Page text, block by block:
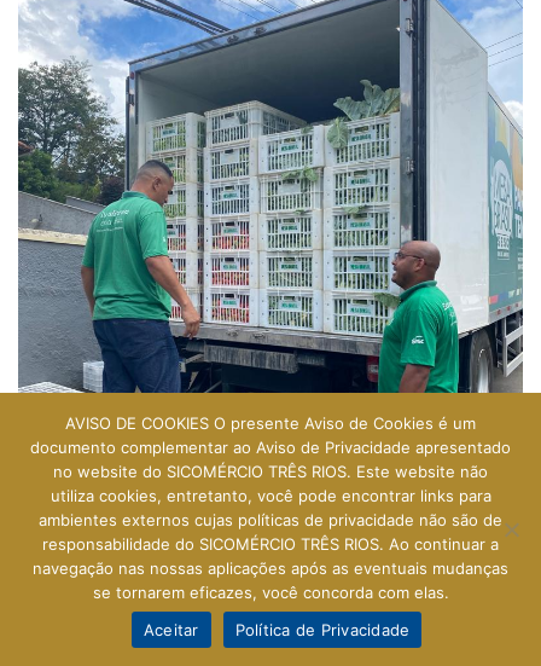
AVISO DE COOKIES O presente Aviso de Cookies é um
documento complementar ao Aviso de Privacidade apresentado
no website do SICOMÉRCIO TRÊS RIOS. Este website não
utiliza cookies, entretanto, você pode encontrar links para
ambientes externos cujas políticas de privacidade não são de
responsabilidade do SICOMÉRCIO TRÊS RIOS. Ao continuar a
navegação nas nossas aplicações após as eventuais mudanças
se tornarem eficazes, você concorda com elas.
Aceitar
Política de Privacidade